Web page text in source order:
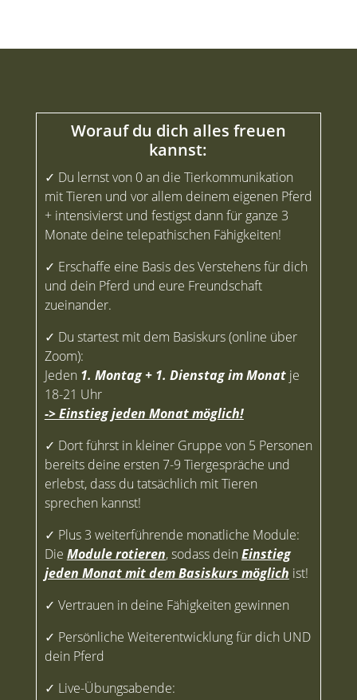
Worauf du dich alles freuen
kannst:
✓ Du lernst von 0 an die Tierkommunikation
mit Tieren und vor allem deinem eigenen Pferd
+ intensivierst und festigst dann für ganze 3
Monate deine telepathischen Fähigkeiten!
✓ Erschaffe eine Basis des Verstehens für dich
und dein Pferd und eure Freundschaft
zueinander.
✓ Du startest mit dem Basiskurs(online über
Zoom):
Jeden 1. Montag + 1. Dienstag im Monatje
18-21 Uhr
-> Einstieg jeden Monat möglich!
✓ Dort führst in kleiner Gruppe von 5 Personen
bereits deine ersten 7-9 Tiergespräche und
erlebst, dass du tatsächlich mit Tieren
sprechen kannst!
✓ Plus 3 weiterführende monatliche Module:
Die Module rotieren, sodass dein Einstieg
jeden Monat mit dem Basiskurs möglich ist!
✓ Vertrauen in deine Fähigkeiten gewinnen
✓ Persönliche Weiterentwicklung für dich UND
dein Pferd
✓ Live-Übungsabende: